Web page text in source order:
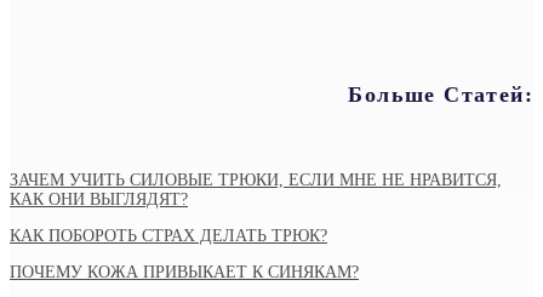
Больше Статей:
ЗАЧЕМ УЧИТЬ СИЛОВЫЕ ТРЮКИ, ЕСЛИ МНЕ НЕ НРАВИТСЯ,
КАК ОНИ ВЫГЛЯДЯТ?
КАК ПОБОРОТЬ СТРАХ ДЕЛАТЬ ТРЮК?
ПОЧЕМУ КОЖА ПРИВЫКАЕТ К СИНЯКАМ?